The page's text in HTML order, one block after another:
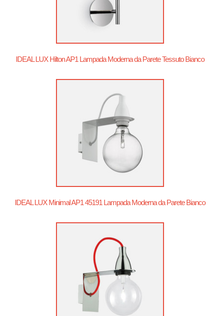
IDEAL LUX Hilton AP1 Lampada Moderna da Parete Tessuto Bianco
IDEAL LUX Minimal AP1 45191 Lampada Moderna da Parete Bianco